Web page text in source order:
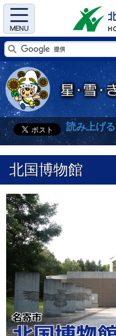
Menu
読み上げる
北国博物館